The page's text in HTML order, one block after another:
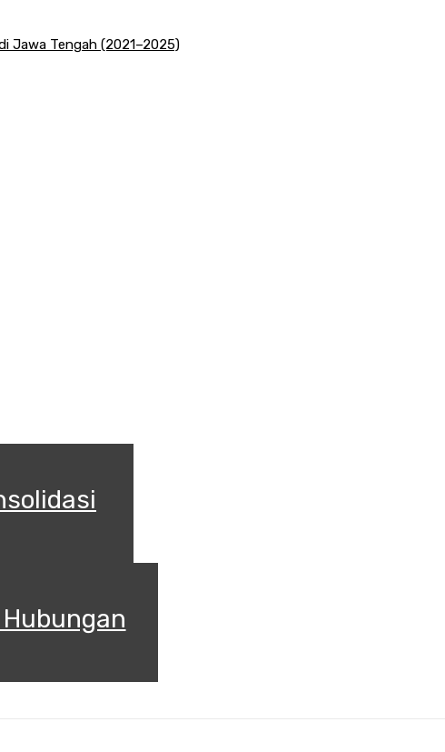
Jawa Tengah (2021–2025)